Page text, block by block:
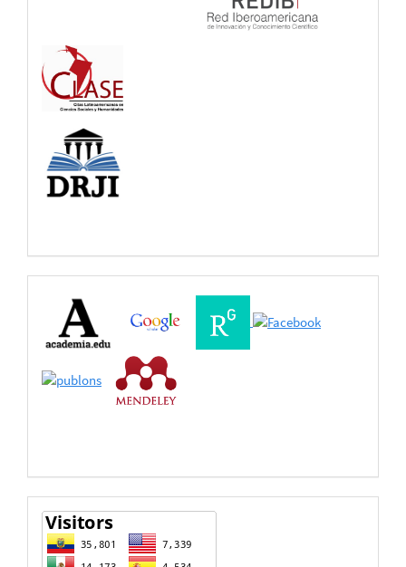
Buscadores
Bases
de
Datos
estadisticas